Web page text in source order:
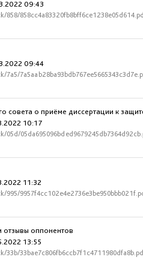
09:43
858/
09:44
совета о приёме диссертации к
10:17
05d/
11:32
995/
отзывы оппонентов
13:55
33b/